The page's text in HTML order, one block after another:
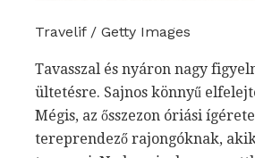
Travelif / Getty Images
Tavasszal és nyáron nagy
ültetésre. Sajnos könnyű
Mégis, az ősszezon óriási
tereprendező rajongóknak,